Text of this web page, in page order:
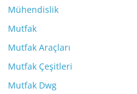
Mühendislik
Mutfak
Mutfak Araçları
Mutfak Çeşitleri
Mutfak Dwg